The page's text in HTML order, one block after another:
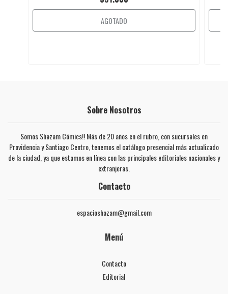
AGOTADO
Sobre Nosotros
Somos Shazam Cómics!! Más de 20 años en el rubro, con sucursales en
Providencia y Santiago Centro, tenemos el catálogo presencial más actualizado
de la ciudad, ya que estamos en línea con las principales editoriales nacionales y
extranjeras.
Contacto
espacioshazam@gmail.com
Menú
Contacto
Editorial